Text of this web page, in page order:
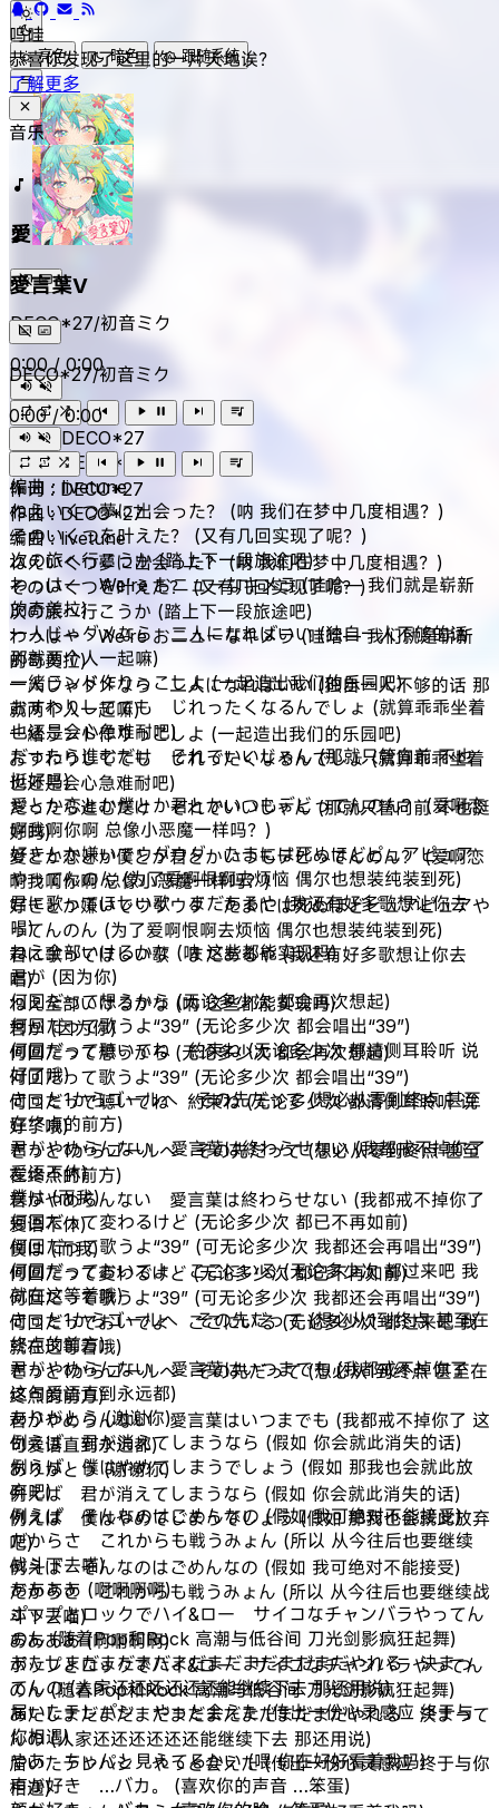
亮色 暗色 跟随系统
愛言葉V
DECO*27/初音ミク
0:00 / 0:00
作词 : DECO*27
作曲 : DECO*27
编曲 : livetune
ねえいくつ夢に出会った？ (呐 我们在梦中几度相遇？)
そのいくつを叶えた？ (又有几回实现了呢？)
次の旅へ行こうか (踏上下一段旅途吧)
わっはー We’re おニューなキメラ (哇哈— 我们就是崭新
的奇美拉)
一人じゃダメなら 二人になればいい (独自一人不够的话
那就两个人一起嘛)
一緒ランド作りっこしよ (一起造出我们的乐园吧)
おすわりしてても じれったくなるんでしょ (就算乖乖坐着
也还是会心急难耐吧)
だったら進むだけ それでいいじゃん (那就只管向前 不也
挺好吗)
愛とか恋とか僕とか君とかいつもデビってんのん？ (爱啊恋
啊我啊你啊 总像小恶魔一样吗？)
好きとか嫌いでウダウダ たまには死ぬほどピュアピュア
やってんのん (为了爱啊恨啊去烦恼 偶尔也想装纯装到死)
君に歌ってほしい歌 まだあるや (我还有好多歌想让你去
唱)
ねえ全部いけるかな (呐 这些都能实现吗)
君が (因为你)
何回だって想うから (无论多少次 都会再次想起)
何回だって歌うよ“39” (无论多少次 都会唱出“39”)
何回だって聴いてね 約束ね (无论多少次 都请侧耳聆听 说
好了哦)
きっと1からゴールへ その先だって (想必从零到终点 甚至
在终点的前方)
君がやめらんない 愛言葉は終わらせない (我都戒不掉你了
爱语不休)
僕は (而我)
何回だって変わるけど (无论多少次 都已不再如前)
何回だって歌うよ“39” (可无论多少次 我都还会再唱出“39”)
何回だっておいでよ ここにいる (无论多少次 都过来吧 我
就在这等着哦)
きっと1からゴールへ その先だって (想必从1到终点 甚至在
终点的前方)
君がやめらんない 愛言葉はいつまでも (我都戒不掉你了
这句爱语直到永远都)
ありがとう (谢谢你)
例えば 君が消えてしまうなら (假如 你会就此消失的话)
例えば 僕はやめてしまうでしょう (假如 那我也会就此放
弃吧)
例えば そんなのはごめんなの (假如 我可绝对不能接受)
だからさ これからも戦うみょん (所以 从今往后也要继续
战斗下去喵)
ああああ (啊啊啊啊)
ポップとロックでハイ&ロー サイコなチャンバラやってん
のん (随着Pop和Rock 高潮与低谷间 刀光剑影疯狂起舞)
あたしまだまだまだまだまだまだまだまだやれる 決まっ
てんの (人家还还还还还还能继续下去 那还用说)
届いたテレパシ やっと会えた (传出一份心灵感应 终于与
你相遇)
やあ ちゃんと見えてるかい (喂 你在好好看着我吗)
声が好き …バカ。 (喜欢你的声音 …笨蛋)
呜哇
恭喜你发现了这里的一片天地诶？
了解更多
音乐
愛言葉V
DECO*27/初音ミク
0:00 / 0:00
作词 : DECO*27
作曲 : DECO*27
编曲 : livetune
ねえいくつ夢に出会った？ (呐 我们在梦中几度相遇？)
そのいくつを叶えた？ (又有几回实现了呢？)
次の旅へ行こうか (踏上下一段旅途吧)
わっはー We’re おニューなキメラ (哇哈— 我们就是崭新
的奇美拉)
一人じゃダメなら 二人になればいい (独自一人不够的话 那
就两个人一起嘛)
一緒ランド作りっこしよ (一起造出我们的乐园吧)
おすわりしてても じれったくなるんでしょ (就算乖乖坐着
也还是会心急难耐吧)
だったら進むだけ それでいいじゃん (那就只管向前 不也挺
好吗)
愛とか恋とか僕とか君とかいつもデビってんのん？ (爱啊恋
啊我啊你啊 总像小恶魔一样吗？)
好きとか嫌いでウダウダ たまには死ぬほどピュアピュアや
ってんのん (为了爱啊恨啊去烦恼 偶尔也想装纯装到死)
君に歌ってほしい歌 まだあるや (我还有好多歌想让你去
唱)
ねえ全部いけるかな (呐 这些都能实现吗)
君が (因为你)
何回だって想うから (无论多少次 都会再次想起)
何回だって歌うよ“39” (无论多少次 都会唱出“39”)
何回だって聴いてね 約束ね (无论多少次 都请侧耳聆听 说
好了哦)
きっと1からゴールへ その先だって (想必从零到终点 甚至
在终点的前方)
君がやめらんない 愛言葉は終わらせない (我都戒不掉你了
爱语不休)
僕は (而我)
何回だって変わるけど (无论多少次 都已不再如前)
何回だって歌うよ“39” (可无论多少次 我都还会再唱出“39”)
何回だっておいでよ ここにいる (无论多少次 都过来吧 我
就在这等着哦)
きっと1からゴールへ その先だって (想必从1到终点 甚至在
终点的前方)
君がやめらんない 愛言葉はいつまでも (我都戒不掉你了 这
句爱语直到永远都)
ありがとう (谢谢你)
例えば 君が消えてしまうなら (假如 你会就此消失的话)
例えば 僕はやめてしまうでしょう (假如 那我也会就此放弃
吧)
例えば そんなのはごめんなの (假如 我可绝对不能接受)
だからさ これからも戦うみょん (所以 从今往后也要继续战
斗下去喵)
ああああ (啊啊啊啊)
ポップとロックでハイ&ロー サイコなチャンバラやってん
のん (随着Pop和Rock 高潮与低谷间 刀光剑影疯狂起舞)
あたしまだまだまだまだまだまだまだまだやれる 決まって
んの (人家还还还还还还能继续下去 那还用说)
届いたテレパシ やっと会えた (传出一份心灵感应 终于与你
相遇)